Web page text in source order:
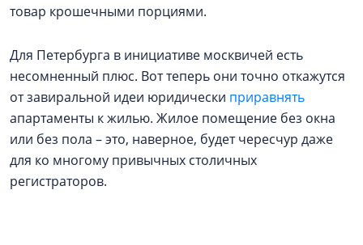
товар крошечными порциями.
Для Петербурга в инициативе москвичей есть
несомненный плюс. Вот теперь они точно откажутся
от завиральной идеи юридически приравнять
апартаменты к жилью. Жилое помещение без окна
или без пола – это, наверное, будет чересчур даже
для ко многому привычных столичных
регистраторов.